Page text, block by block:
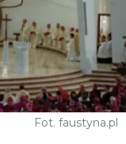
Fot. faustyna.pl